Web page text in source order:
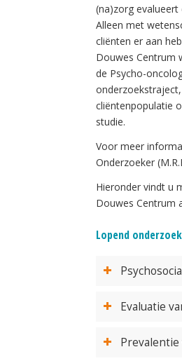
(na)zorg
Alleen met
cliënten er aan
Douwes Centrum
de Psycho-
cliëntenpopulatie
studie.
Voor meer
Onderzoeker
Hieronder vindt u
Douwes Centrum
Lopend onderzoek
Evaluatie